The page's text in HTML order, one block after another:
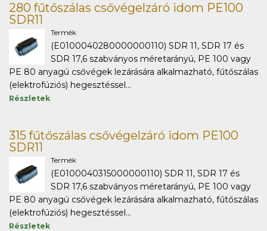
280 fűtőszálas csővégelzáró idom PE100
SDR11
Termék
(E0100040280000000110) SDR 11, SDR 17 és
SDR 17,6 szabványos méretarányú, PE 100 vagy
PE 80 anyagú csővégek lezárására alkalmazható, fűtőszálas
(elektrofúziós) hegesztéssel...
Részletek
315 fűtőszálas csővégelzáró idom PE100
SDR11
Termék
(E0100040315000000110) SDR 11, SDR 17 és
SDR 17,6 szabványos méretarányú, PE 100 vagy
PE 80 anyagú csővégek lezárására alkalmazható, fűtőszálas
(elektrofúziós) hegesztéssel...
Részletek